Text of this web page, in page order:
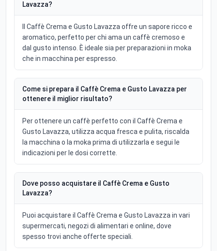
Lavazza?
Il Caffè Crema e Gusto Lavazza offre un sapore ricco e
aromatico, perfetto per chi ama un caffè cremoso e
dal gusto intenso. È ideale sia per preparazioni in moka
che in macchina per espresso.
Come si prepara il Caffè Crema e Gusto Lavazza per
ottenere il miglior risultato?
Per ottenere un caffè perfetto con il Caffè Crema e
Gusto Lavazza, utilizza acqua fresca e pulita, riscalda
la macchina o la moka prima di utilizzarla e segui le
indicazioni per le dosi corrette.
Dove posso acquistare il Caffè Crema e Gusto
Lavazza?
Puoi acquistare il Caffè Crema e Gusto Lavazza in vari
supermercati, negozi di alimentari e online, dove
spesso trovi anche offerte speciali.